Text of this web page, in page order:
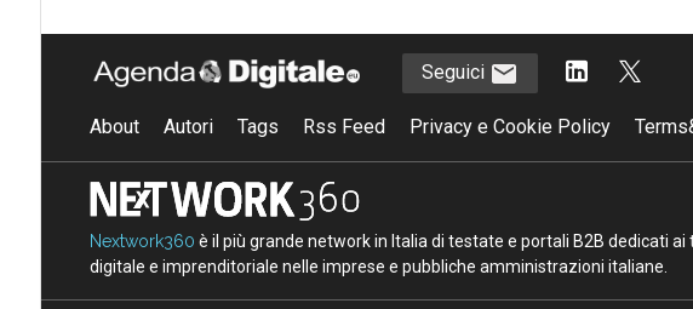
Seguici
About Autori Tags Rss Feed Privacy e Cookie Policy
Nextwork360 è il più grande network in Italia di testate e portali B2B dedicati
digitale e imprenditoriale nelle imprese e pubbliche amministrazioni italiane.